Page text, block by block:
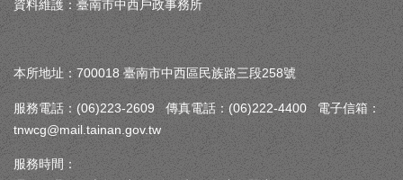
資料維護：臺南市中西戶政事務所
本所地址：700018 臺南市中西區民族路三段258號
服務電話：(06)223-2609 傳真電話：(06)222-4400 電子信箱：
tnwcg@mail.tainan.gov.tw
服務時間：